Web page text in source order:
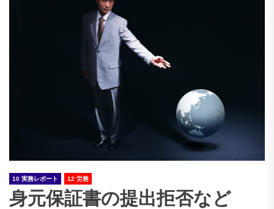
10 実務レポート 12 労務
身元保証書の提出拒否など